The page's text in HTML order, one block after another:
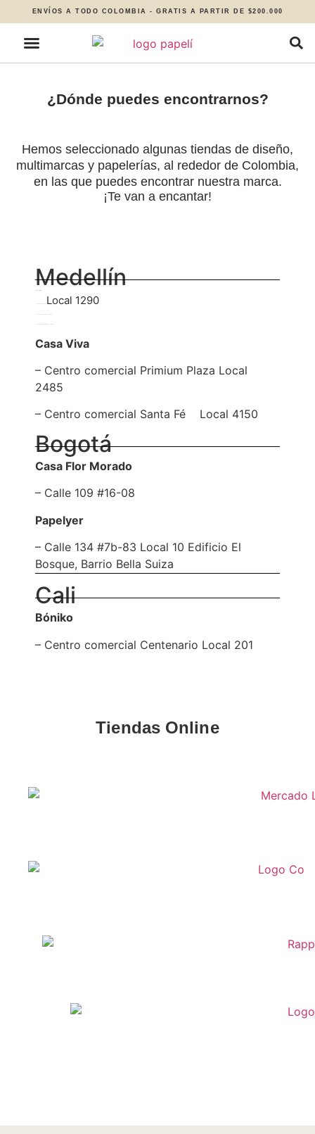
ENVÍOS A TODO COLOMBIA - GRATIS A PARTIR DE $200.000
¿Dónde puedes encontrarnos?
Hemos seleccionado algunas tiendas de diseño,
multimarcas y papelerías, al rededor de Colombia,
en las que puedes encontrar nuestra marca.
¡Te van a encantar!
Medellín
Local 1290
Casa Viva
– Centro comercial Primium Plaza Local
2485
– Centro comercial Santa Fé Local 4150
Bogotá
Casa Flor Morado
– Calle 109 #16-08
Papelyer
– Calle 134 #7b-83 Local 10 Edificio El
Bosque, Barrio Bella Suiza
Cali
Bóniko
– Centro comercial Centenario Local 201
Tiendas Online